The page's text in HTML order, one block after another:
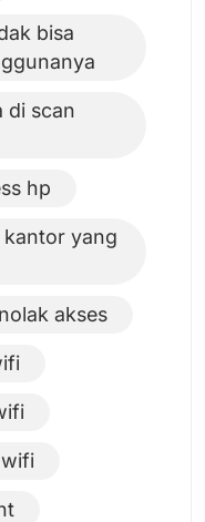
bisa
di scan
hp
yang
akses